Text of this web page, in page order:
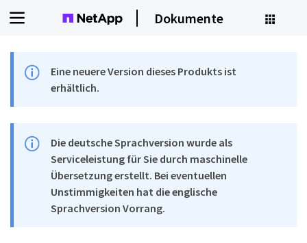
Dokumente
Eine neuere Version dieses Produkts ist
erhältlich.
Die deutsche Sprachversion wurde als
Serviceleistung für Sie durch maschinelle
Übersetzung erstellt. Bei eventuellen
Unstimmigkeiten hat die englische
Sprachversion Vorrang.